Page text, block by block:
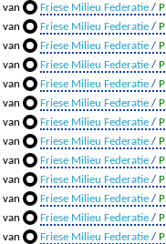
Friese Milieu Federatie / P
Friese Milieu Federatie / P
Friese Milieu Federatie / P
Friese Milieu Federatie / P
Friese Milieu Federatie / P
Friese Milieu Federatie / P
Friese Milieu Federatie / P
Friese Milieu Federatie / P
Friese Milieu Federatie / P
Friese Milieu Federatie / P
Friese Milieu Federatie / P
Friese Milieu Federatie / P
Friese Milieu Federatie / P